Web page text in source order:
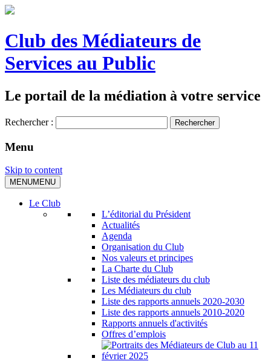
Club des Médiateurs de
Services au Public
Le portail de la médiation à votre service
Rechercher :
Menu
Skip to content
MENUMENU
Le Club
L’éditorial du Président
Actualités
Agenda
Organisation du Club
Nos valeurs et principes
La Charte du Club
Liste des médiateurs du club
Les Médiateurs du club
Liste des rapports annuels 2020-2030
Liste des rapports annuels 2010-2020
Rapports annuels d'activités
Offres d’emplois